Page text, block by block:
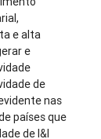
e alta
e
de
nas
países que
de I&I